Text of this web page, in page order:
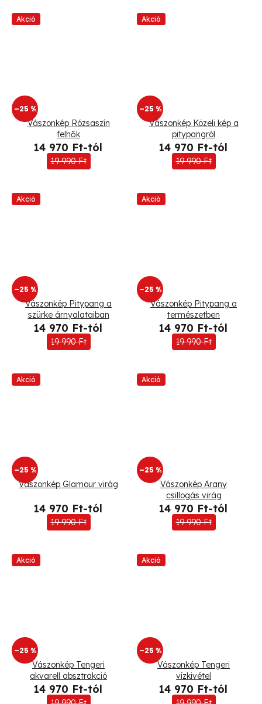
Akció
–25 %
Vászonkép Rózsaszín
felhők
14 970 Ft-tól
19 990 Ft
Akció
–25 %
Vászonkép Közeli kép a
pitypangról
14 970 Ft-tól
19 990 Ft
Akció
–25 %
Vászonkép Pitypang a
szürke árnyalataiban
14 970 Ft-tól
19 990 Ft
Akció
–25 %
Vászonkép Pitypang a
természetben
14 970 Ft-tól
19 990 Ft
Akció
–25 %
Vászonkép Glamour virág
14 970 Ft-tól
19 990 Ft
Akció
–25 %
Vászonkép Arany
csillogás virág
14 970 Ft-tól
19 990 Ft
Akció
–25 %
Vászonkép Tengeri
akvarell absztrakció
14 970 Ft-tól
Akció
–25 %
Vászonkép Tengeri
vízkivétel
14 970 Ft-tól